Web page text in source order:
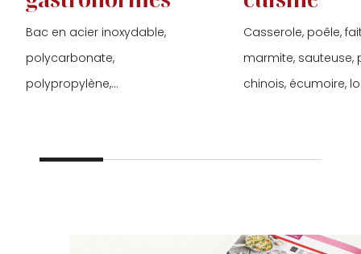
Bac en acier inoxydable,
polycarbonate,
polypropylène,...
Casserole, poêle,
marmite, sauteuse,
chinois, écumoire,